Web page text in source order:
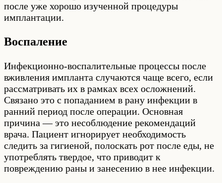
после уже хорошо изученной процедуры
имплантации.
Воспаление
Инфекционно-воспалительные процессы после
вживления импланта случаются чаще всего, если
рассматривать их в рамках всех осложнений.
Связано это с попаданием в рану инфекции в
ранний период после операции. Основная
причина — это несоблюдение рекомендаций
врача. Пациент игнорирует необходимость
следить за гигиеной, полоскать рот после еды, не
употреблять твердое, что приводит к
повреждению раны и занесению в нее инфекции.